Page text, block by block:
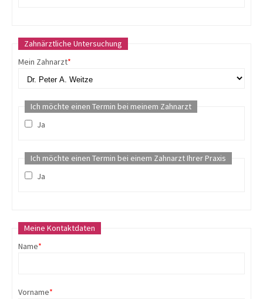
Zahnärztliche Untersuchung
Mein Zahnarzt*
Ich möchte einen Termin bei meinem Zahnarzt
Ja
Ich möchte einen Termin bei einem Zahnarzt Ihrer Praxis
Ja
Meine Kontaktdaten
Name*
Vorname*